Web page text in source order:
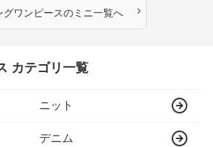
グワンピースのミニ一覧へ ›
カテゴリ一覧
ニット
デニム